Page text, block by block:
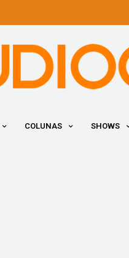
COLUNAS SHOWS